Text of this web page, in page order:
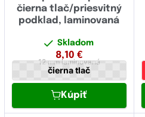
čierna tlač/priesvitný
podklad, laminovaná
Skladom
8,10 €
12 mmlaminovaná
čierna tlač
Kúpiť